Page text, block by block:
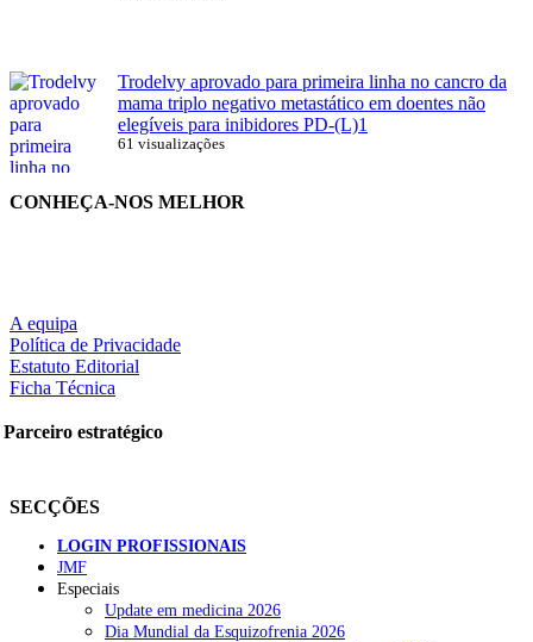
Trodelvy aprovado para primeira linha no cancro da
mama triplo negativo metastático em doentes não
elegíveis para inibidores PD-(L)1
61 visualizações
CONHEÇA-NOS MELHOR
A equipa
Política de Privacidade
Estatuto Editorial
Ficha Técnica
Parceiro estratégico
SECÇÕES
LOGIN PROFISSIONAIS
JMF
Especiais
Update em medicina 2026
Dia Mundial da Esquizofrenia 2026